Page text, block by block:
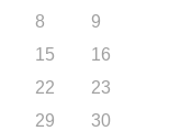
8
9
15
16
22
23
29
30